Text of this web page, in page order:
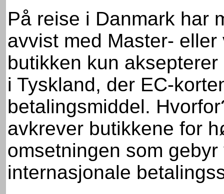
På reise i Danmark har
avvist med Master-
butikken kun
i Tyskland, der EC-
betalingsmiddel.
avkrever butikkene for
omsetningen som
internasjonale